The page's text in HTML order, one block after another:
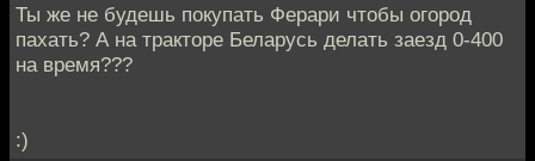
Ты же не будешь покупать Ферари чтобы огород
пахать? А на тракторе Беларусь делать заезд 0-400
на время???
:)